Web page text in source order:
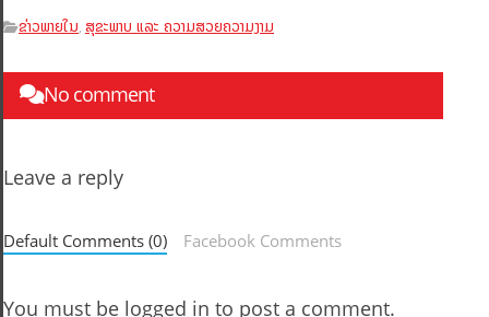
ຂ່າວພາຍໃນ, ສຸຂະພາບ ແລະ ຄວາມສວຍຄວາມງາມ
No comment
Leave a reply
Default Comments (0) Facebook Comments
You must be logged in to post a comment.